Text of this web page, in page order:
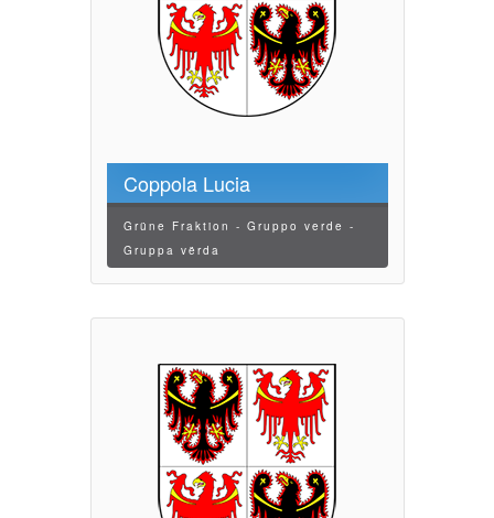
Coppola Lucia
Grüne Fraktion - Gruppo verde -
Gruppa vërda